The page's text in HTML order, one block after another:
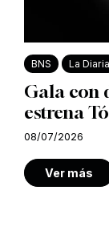
BNS La Diaria
Gala con
estrena
08/07/2026
Ver más